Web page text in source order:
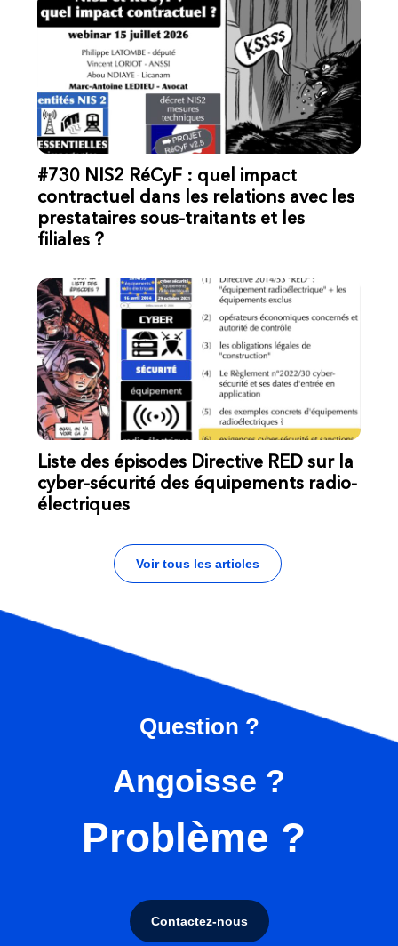
#730 NIS2 RéCyF : quel impact
contractuel dans les relations avec les
prestataires sous-traitants et les
filiales ?
Liste des épisodes Directive RED sur la
cyber-sécurité des équipements radio-
électriques
Voir tous les articles
Question ?
Angoisse ?
Problème ?
Contactez-nous